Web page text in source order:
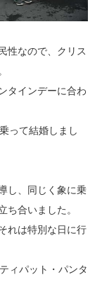
性なので、クリス
タインデーに合わ
って結婚しまし
し、同じく象に乗
ち合いました。
れは特別な日に行
ィパット・パンタ